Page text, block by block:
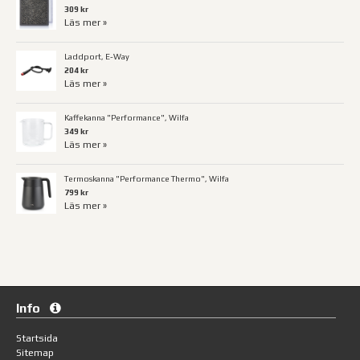
309 kr
Läs mer »
Laddport, E-Way
204 kr
Läs mer »
Kaffekanna "Performance", Wilfa
349 kr
Läs mer »
Termoskanna "Performance Thermo", Wilfa
799 kr
Läs mer »
Info
Startsida
Sitemap